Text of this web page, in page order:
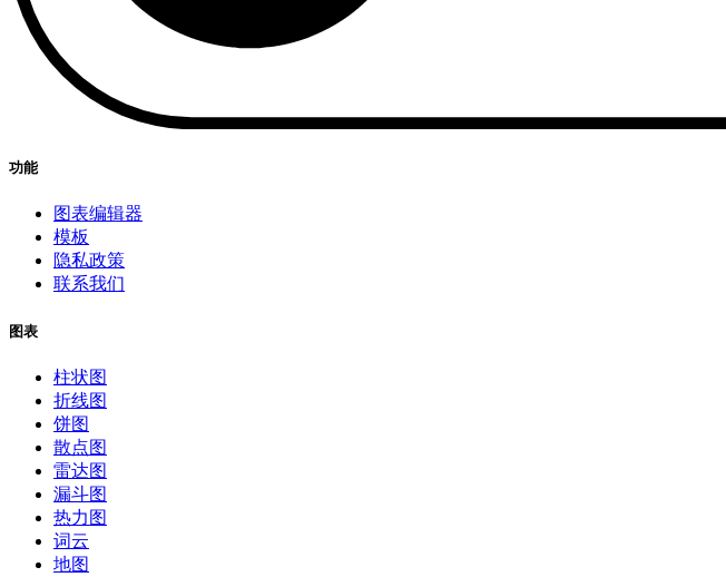
功能
图表编辑器
模板
隐私政策
联系我们
图表
柱状图
折线图
饼图
散点图
雷达图
漏斗图
热力图
词云
地图